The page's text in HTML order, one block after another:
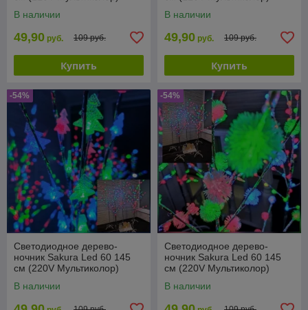
В наличии
49,90 руб. 109 руб.
Купить
В наличии
49,90 руб. 109 руб.
Купить
-54%
Светодиодное дерево-
ночник Sakura Led 60 145
см (220V Мультиколор)
В наличии
-54%
Светодиодное дерево-
ночник Sakura Led 60 145
см (220V Мультиколор)
В наличии